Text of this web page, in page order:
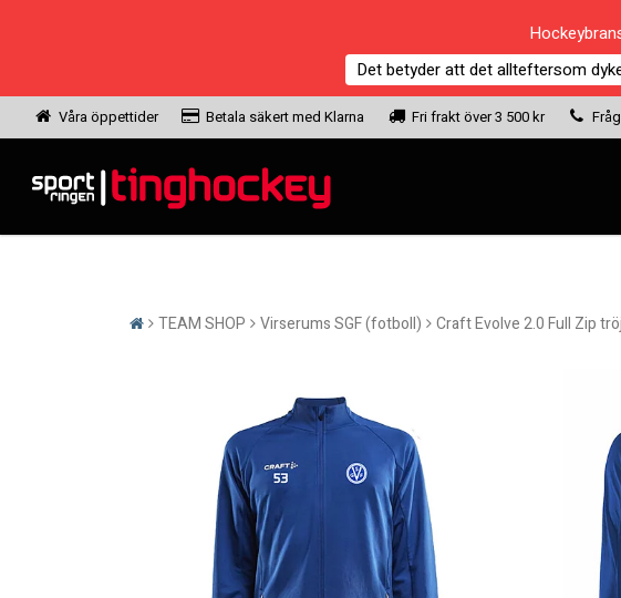
Det betyder att det allteftersom
Våra öppettider Betala säkert med Klarna Fri frakt över 3 500 kr
TEAM SHOP Virserums SGF (fotboll) Craft Evolve 2.0 Full Zip